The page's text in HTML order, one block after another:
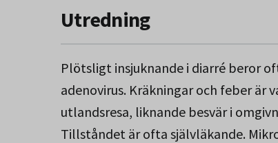
Utredning
Plötsligt insjuknande i diarré beror
adenovirus. Kräkningar och feber är
utlandsresa, liknande besvär i
Tillståndet är ofta självläkande.